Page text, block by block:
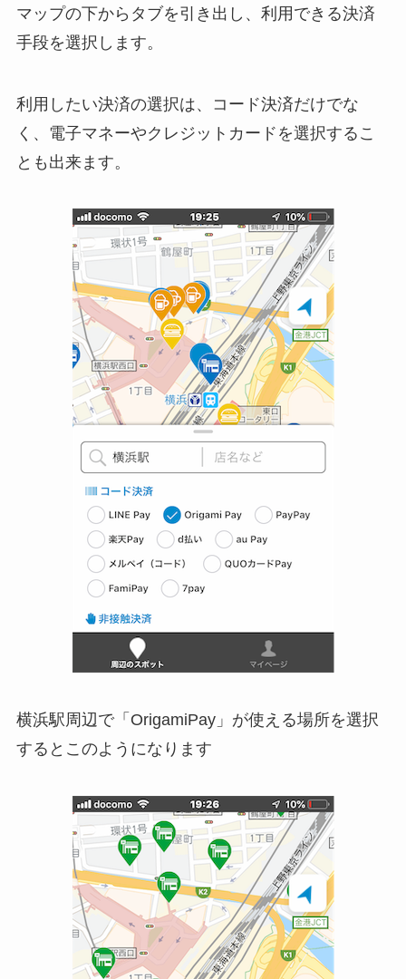
マップの下からタブを引き出し、利用できる決済
手段を選択します。
利用したい決済の選択は、コード決済だけでな
く、電子マネーやクレジットカードを選択するこ
とも出来ます。
横浜駅周辺で「OrigamiPay」が使える場所を選択
するとこのようになります